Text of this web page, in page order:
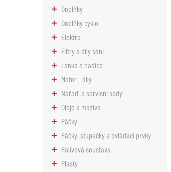
Doplňky
Doplňky cyklo
Elektro
Filtry a díly sání
Lanka a hadice
Motor - díly
Nářadí a servisní sady
Oleje a maziva
Páčky
Páčky, stupačky a ovládací prvky
Palivová soustava
Plasty